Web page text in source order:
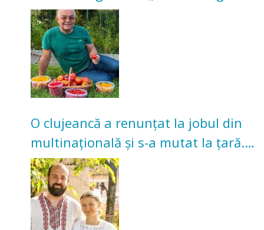
nu poate oferi această satisfacție”
O clujeancă a renunțat la jobul din
multinațională și s-a mutat la țară.
Acum cultivă legume în grădina
bunicilor